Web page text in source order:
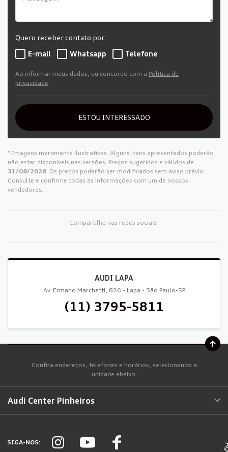
Quero receber contato por:
E-mail
Whatsapp Telefone
Ao informar meus dados, eu concordo com a Política de
privacidade.
ESTOU INTERESSADO
* Imagens meramente ilustrativas. Alguns itens apresentados poderão
não estar disponíveis nas versões. Preços sugeridos e válidos de
31/08/2026. Os preços poderão ser modificados sem aviso prévio.
Consulte e confirme todas as informações com um de nossos
vendedores.
Compartilhe nas redes sociais!
AUDI LAPA
Av. Ermano Marchetti, 826 - Lapa - São Paulo-SP
(11) 3795-5811
Confira endereços, telefones e horários, selecionando a
unidade abaixo:
Audi Center Pinheiros
SIGA-NOS: